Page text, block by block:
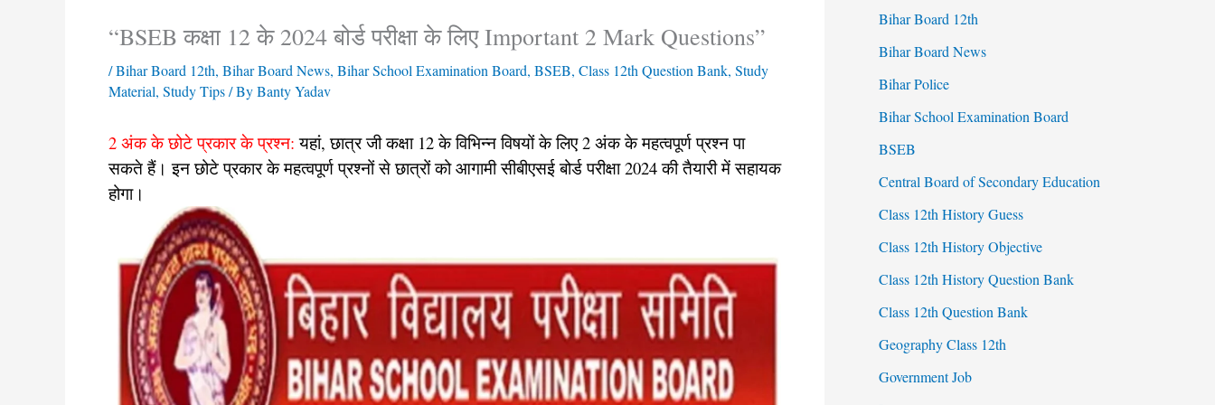
“BSEB कक्षा 12 के 2024 बोर्ड परीक्षा के लिए Important 2 Mark Questions”
/Bihar Board 12th, Bihar Board News, Bihar School Examination Board, BSEB, Class 12th Question Bank, Study
Material, Study Tips/ ByBanty Yadav
2 अंक के छोटे प्रकार के प्रश्न: यहां, छात्र जी कक्षा 12 के विभिन्न विषयों के लिए 2 अंक के महत्वपूर्ण प्रश्न पा
सकते हैं। इन छोटे प्रकार के महत्वपूर्ण प्रश्नों से छात्रों को आगामी सीबीएसई बोर्ड परीक्षा 2024 की तैयारी में सहायक
होगा।
Bihar Board 12th
Bihar Board News
Bihar Police
Bihar School Examination Board
BSEB
Central Board of Secondary Education
Class 12th History Guess
Class 12th History Objective
Class 12th History Question Bank
Class 12th Question Bank
Geography Class 12th
Government Job